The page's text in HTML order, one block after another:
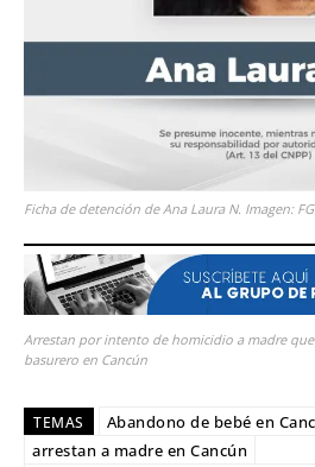
Ficha de detención de Ana Laura N. Imagen:
Arrestan por intento de homicidio a madre
basurero en Cancún
TEMAS
Abandono de bebé en
arrestan a madre en Cancún